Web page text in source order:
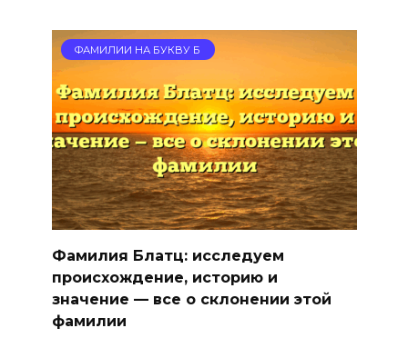
ФАМИЛИИ НА БУКВУ Б
Фамилия Блатц: исследуем
происхождение, историю и
значение — все о склонении этой
фамилии